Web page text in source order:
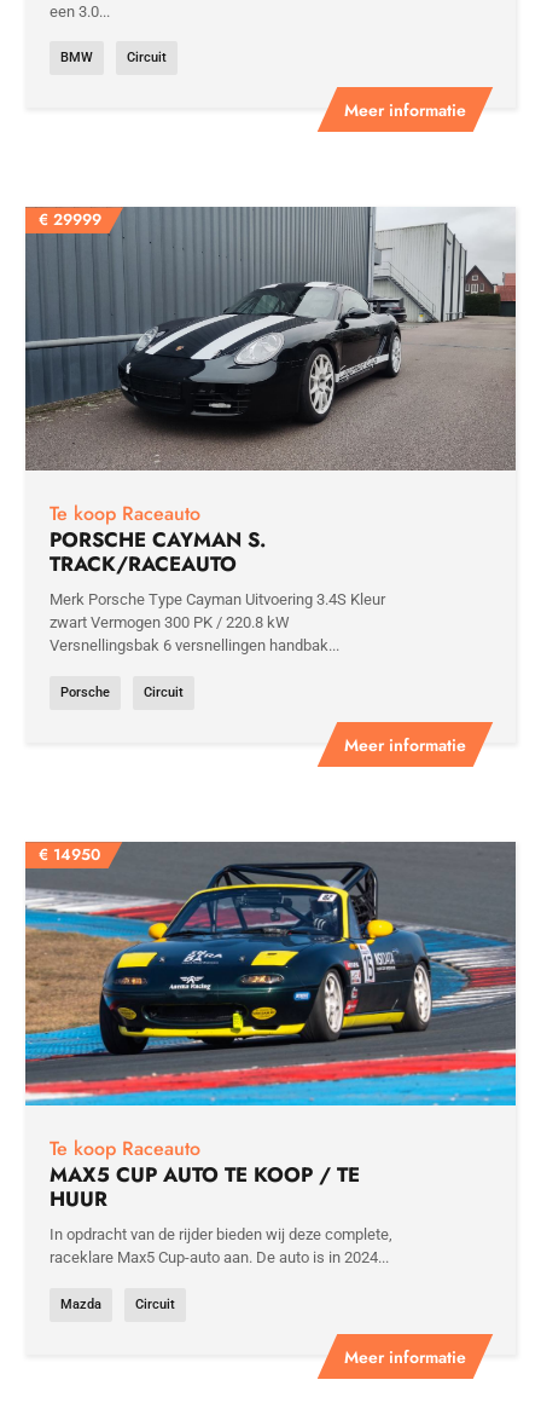
Meer informatie
een 3.0...
BMW Circuit
€ 29999
Meer informatie
Te koop Raceauto
PORSCHE CAYMAN S.
TRACK/RACEAUTO
Merk Porsche Type Cayman Uitvoering 3.4S Kleur
zwart Vermogen 300 PK / 220.8 kW
Versnellingsbak 6 versnellingen handbak...
Porsche Circuit
€ 14950
Meer informatie
Te koop Raceauto
MAX5 CUP AUTO TE KOOP / TE
HUUR
In opdracht van de rijder bieden wij deze complete,
raceklare Max5 Cup-auto aan. De auto is in 2024...
Mazda Circuit